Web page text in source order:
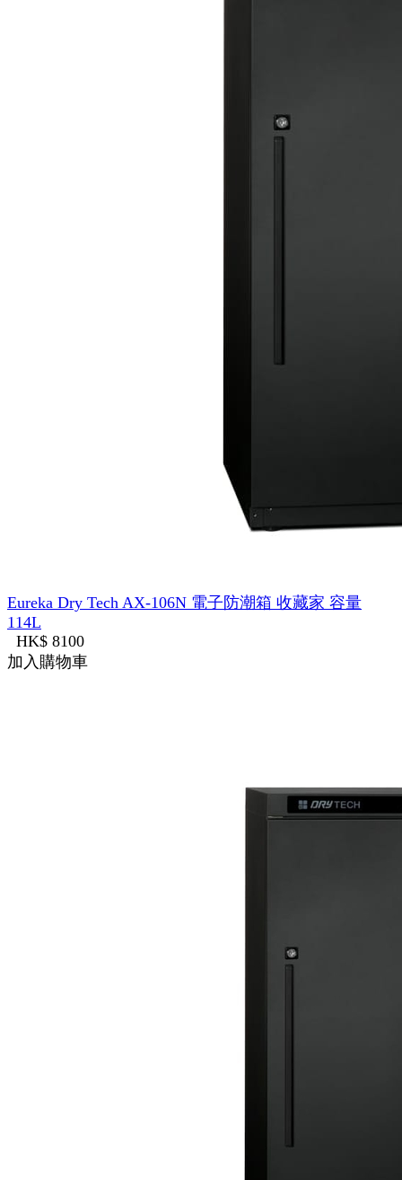
Eureka Dry Tech AX-106N 電子防潮箱 收藏家 容量
114L
HK$ 8100
加入購物車